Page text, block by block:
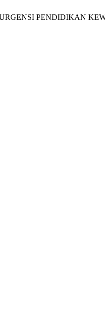
URGENSI PENDIDIKAN